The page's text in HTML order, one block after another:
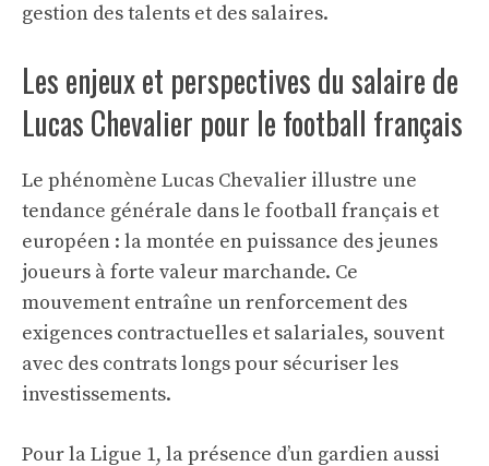
gestion des talents et des salaires.
Les enjeux et perspectives du salaire de
Lucas Chevalier pour le football français
Le phénomène Lucas Chevalier illustre une
tendance générale dans le football français et
européen : la montée en puissance des jeunes
joueurs à forte valeur marchande. Ce
mouvement entraîne un renforcement des
exigences contractuelles et salariales, souvent
avec des contrats longs pour sécuriser les
investissements.
Pour la Ligue 1, la présence d’un gardien aussi